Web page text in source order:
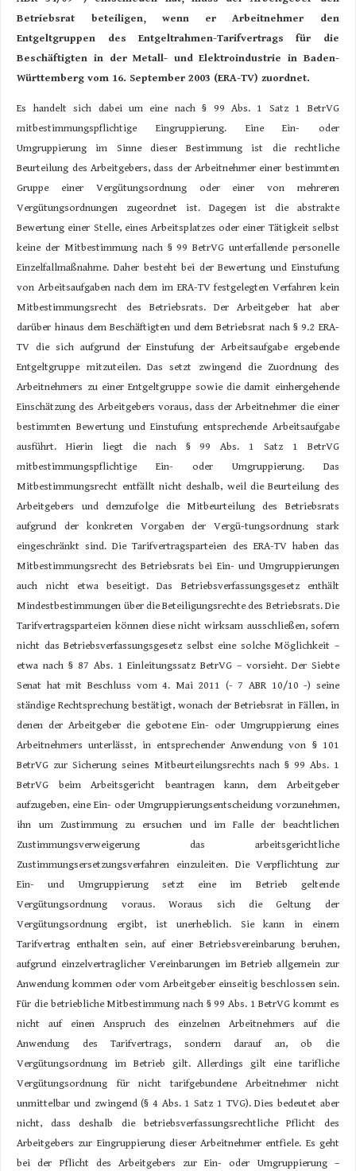
Betriebsrat beteiligen, wenn er Arbeitnehmer den
Entgeltgruppen des Entgeltrahmen-Tarifvertrags für die
Beschäftigten in der Metall- und Elektroindustrie in Baden-
Württemberg vom 16. September 2003 (ERA-TV) zuordnet.
Es handelt sich dabei um eine nach § 99 Abs. 1 Satz 1 BetrVG
mitbestimmungspflichtige Eingruppierung. Eine Ein- oder
Umgruppierung im Sinne dieser Bestimmung ist die rechtliche
Beurteilung des Arbeitgebers, dass der Arbeitnehmer einer bestimmten
Gruppe einer Vergütungsordnung oder einer von mehreren
Vergütungsordnungen zugeordnet ist. Dagegen ist die abstrakte
Bewertung einer Stelle, eines Arbeitsplatzes oder einer Tätigkeit selbst
keine der Mitbestimmung nach § 99 BetrVG unterfallende personelle
Einzelfallmaßnahme. Daher besteht bei der Bewertung und Einstufung
von Arbeitsaufgaben nach dem im ERA-TV festgelegten Verfahren kein
Mitbestimmungsrecht des Betriebsrats. Der Arbeitgeber hat aber
darüber hinaus dem Beschäftigten und dem Betriebsrat nach § 9.2 ERA-
TV die sich aufgrund der Einstufung der Arbeitsaufgabe ergebende
Entgeltgruppe mitzuteilen. Das setzt zwingend die Zuordnung des
Arbeitnehmers zu einer Entgeltgruppe sowie die damit einhergehende
Einschätzung des Arbeitgebers voraus, dass der Arbeitnehmer die einer
bestimmten Bewertung und Einstufung entsprechende Arbeitsaufgabe
ausführt. Hierin liegt die nach § 99 Abs. 1 Satz 1 BetrVG
mitbestimmungspflichtige Ein- oder Umgruppierung. Das
Mitbestimmungsrecht entfällt nicht deshalb, weil die Beurteilung des
Arbeitgebers und demzufolge die Mitbeurteilung des Betriebsrats
aufgrund der konkreten Vorgaben der Vergü-tungsordnung stark
eingeschränkt sind. Die Tarifvertragsparteien des ERA-TV haben das
Mitbestimmungsrecht des Betriebsrats bei Ein- und Umgruppierungen
auch nicht etwa beseitigt. Das Betriebsverfassungsgesetz enthält
Mindestbestimmungen über die Beteiligungsrechte des Betriebsrats. Die
Tarifvertragsparteien können diese nicht wirksam ausschließen, sofern
nicht das Betriebsverfassungsgesetz selbst eine solche Möglichkeit –
etwa nach § 87 Abs. 1 Einleitungssatz BetrVG – vorsieht. Der Siebte
Senat hat mit Beschluss vom 4. Mai 2011 (- 7 ABR 10/10 -) seine
ständige Rechtsprechung bestätigt, wonach der Betriebsrat in Fällen, in
denen der Arbeitgeber die gebotene Ein- oder Umgruppierung eines
Arbeitnehmers unterlässt, in entsprechender Anwendung von § 101
BetrVG zur Sicherung seines Mitbeurteilungsrechts nach § 99 Abs. 1
BetrVG beim Arbeitsgericht beantragen kann, dem Arbeitgeber
aufzugeben, eine Ein- oder Umgruppierungsentscheidung vorzunehmen,
ihn um Zustimmung zu ersuchen und im Falle der beachtlichen
Zustimmungsverweigerung das arbeitsgerichtliche
Zustimmungsersetzungsverfahren einzuleiten. Die Verpflichtung zur
Ein- und Umgruppierung setzt eine im Betrieb geltende
Vergütungsordnung voraus. Woraus sich die Geltung der
Vergütungsordnung ergibt, ist unerheblich. Sie kann in einem
Tarifvertrag enthalten sein, auf einer Betriebsvereinbarung beruhen,
aufgrund einzelvertraglicher Vereinbarungen im Betrieb allgemein zur
Anwendung kommen oder vom Arbeitgeber einseitig beschlossen sein.
Für die betriebliche Mitbestimmung nach § 99 Abs. 1 BetrVG kommt es
nicht auf einen Anspruch des einzelnen Arbeitnehmers auf die
Anwendung des Tarifvertrags, sondern darauf an, ob die
Vergütungsordnung im Betrieb gilt. Allerdings gilt eine tarifliche
Vergütungsordnung für nicht tarifgebundene Arbeitnehmer nicht
unmittelbar und zwingend (§ 4 Abs. 1 Satz 1 TVG). Dies bedeutet aber
nicht, dass deshalb die betriebsverfassungsrechtliche Pflicht des
Arbeitgebers zur Eingruppierung dieser Arbeitnehmer entfiele. Es geht
bei der Pflicht des Arbeitgebers zur Ein- oder Umgruppierung –